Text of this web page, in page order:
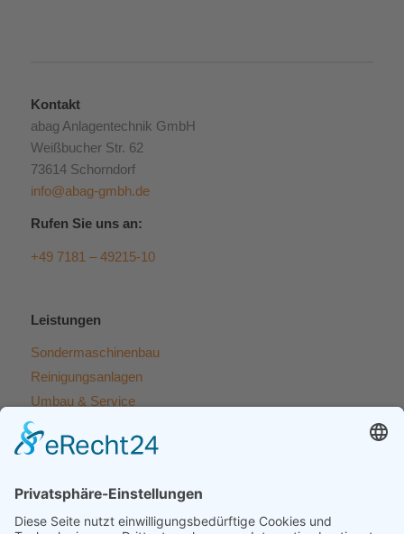
Kontakt
abag Anlagentechnik GmbH
Weißbucher Str. 62
73614 Schorndorf
info@abag-gmbh.de
Rufen Sie uns an:
+49 7181 – 49215-10
Leistungen
Sondermaschinenbau
Reinigungsanlagen
Umbau & Service
Beratung & Entwicklung
Lohnfertigung
Zertifikate und Referenzen